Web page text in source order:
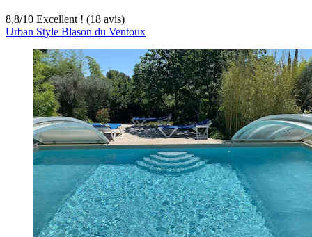
8,8/10 Excellent ! (18 avis)
Urban Style Blason du Ventoux